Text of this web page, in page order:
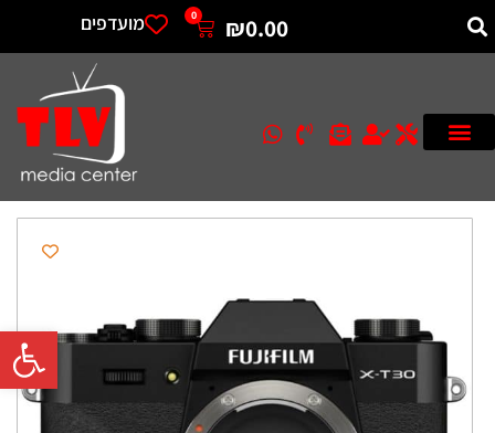
פתח
₪0.00
0 מועדפים